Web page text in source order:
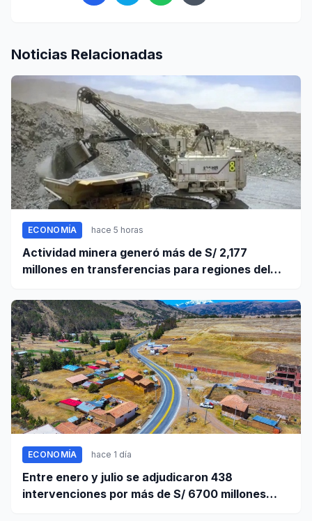
Noticias Relacionadas
ECONOMÍA hace 5 horas
Actividad minera generó más de S/ 2,177
millones en transferencias para regiones del
ECONOMÍA hace 1 día
Entre enero y julio se adjudicaron 438
intervenciones por más de S/ 6700 millones